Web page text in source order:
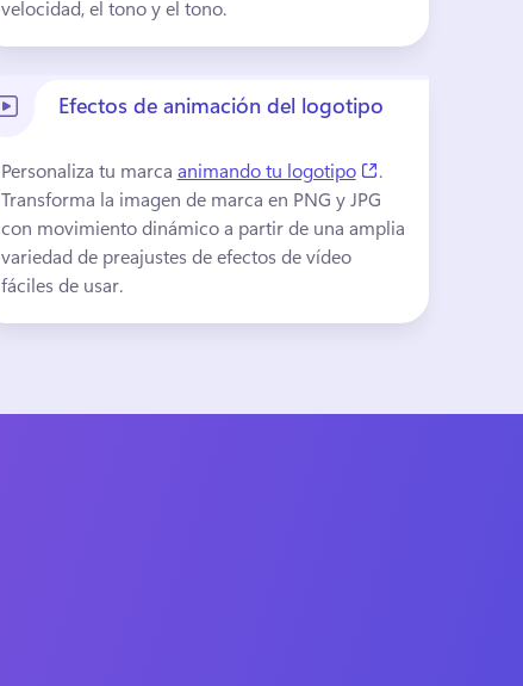
velocidad, el tono y el tono.
Efectos de animación del logotipo
Personaliza tu marca animando tu logotipo
.
Transforma la imagen de marca en PNG y JPG
con movimiento dinámico a partir de una amplia
variedad de preajustes de efectos de vídeo
fáciles de usar.